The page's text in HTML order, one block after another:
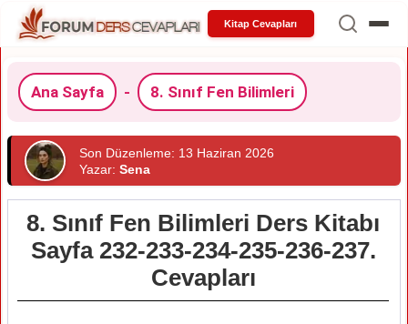
Kitap Cevapları
Ana Sayfa - 8. Sınıf Fen Bilimleri
Son Düzenleme: 13 Haziran 2026
Yazar: Sena
8. Sınıf Fen Bilimleri Ders Kitabı
Sayfa 232-233-234-235-236-237.
Cevapları